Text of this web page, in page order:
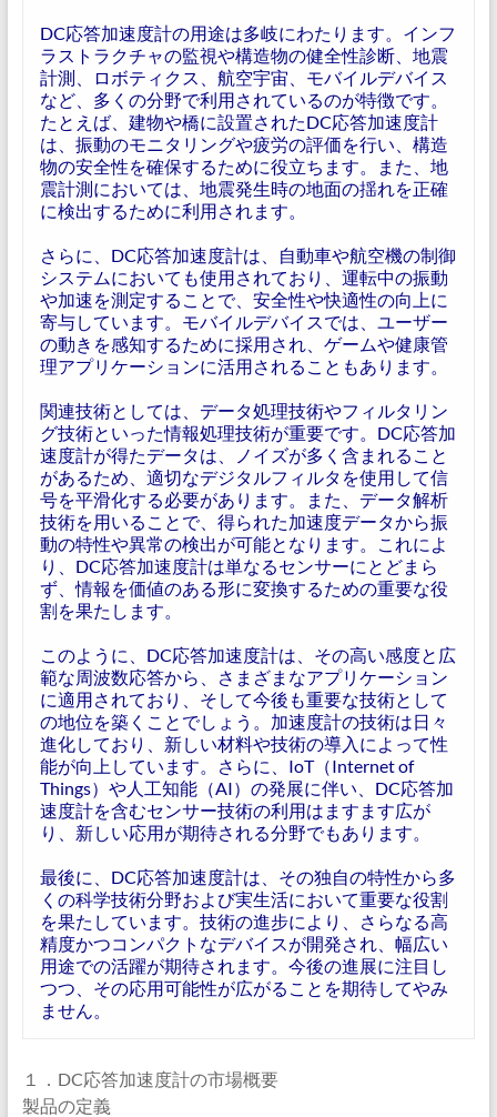
DC応答加速度計の用途は多岐にわたります。インフ
ラストラクチャの監視や構造物の健全性診断、地震
計測、ロボティクス、航空宇宙、モバイルデバイス
など、多くの分野で利用されているのが特徴です。
たとえば、建物や橋に設置されたDC応答加速度計
は、振動のモニタリングや疲労の評価を行い、構造
物の安全性を確保するために役立ちます。また、地
震計測においては、地震発生時の地面の揺れを正確
に検出するために利用されます。
さらに、DC応答加速度計は、自動車や航空機の制御
システムにおいても使用されており、運転中の振動
や加速を測定することで、安全性や快適性の向上に
寄与しています。モバイルデバイスでは、ユーザー
の動きを感知するために採用され、ゲームや健康管
理アプリケーションに活用されることもあります。
関連技術としては、データ処理技術やフィルタリン
グ技術といった情報処理技術が重要です。DC応答加
速度計が得たデータは、ノイズが多く含まれること
があるため、適切なデジタルフィルタを使用して信
号を平滑化する必要があります。また、データ解析
技術を用いることで、得られた加速度データから振
動の特性や異常の検出が可能となります。これによ
り、DC応答加速度計は単なるセンサーにとどまら
ず、情報を価値のある形に変換するための重要な役
割を果たします。
このように、DC応答加速度計は、その高い感度と広
範な周波数応答から、さまざまなアプリケーション
に適用されており、そして今後も重要な技術として
の地位を築くことでしょう。加速度計の技術は日々
進化しており、新しい材料や技術の導入によって性
能が向上しています。さらに、IoT（Internet of
Things）や人工知能（AI）の発展に伴い、DC応答加
速度計を含むセンサー技術の利用はますます広が
り、新しい応用が期待される分野でもあります。
最後に、DC応答加速度計は、その独自の特性から多
くの科学技術分野および実生活において重要な役割
を果たしています。技術の進步により、さらなる高
精度かつコンパクトなデバイスが開発され、幅広い
用途での活躍が期待されます。今後の進展に注目し
つつ、その応用可能性が広がることを期待してやみ
ません。
１．DC応答加速度計の市場概要
製品の定義